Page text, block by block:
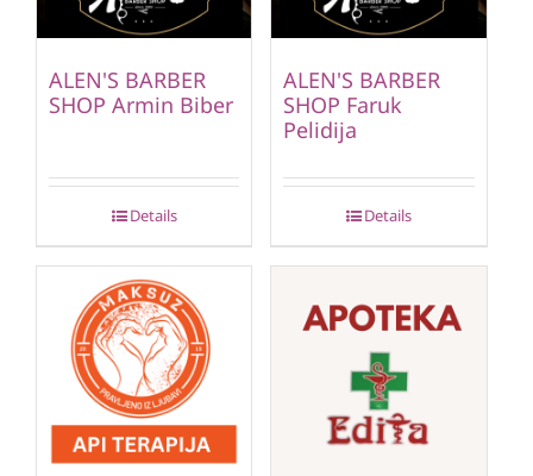
ALEN'S BARBER
SHOP Armin Biber
Details
ALEN'S BARBER
SHOP Faruk
Pelidija
Details